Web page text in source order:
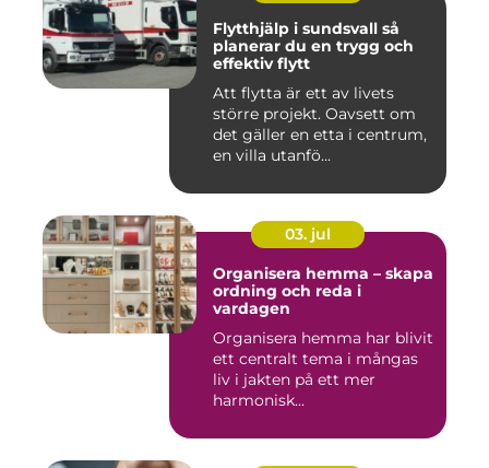
Flytthjälp i sundsvall så
planerar du en trygg och
effektiv flytt
Att flytta är ett av livets
större projekt. Oavsett om
det gäller en etta i centrum,
en villa utanfö...
03. jul
Organisera hemma – skapa
ordning och reda i
vardagen
Organisera hemma har blivit
ett centralt tema i mångas
liv i jakten på ett mer
harmonisk...